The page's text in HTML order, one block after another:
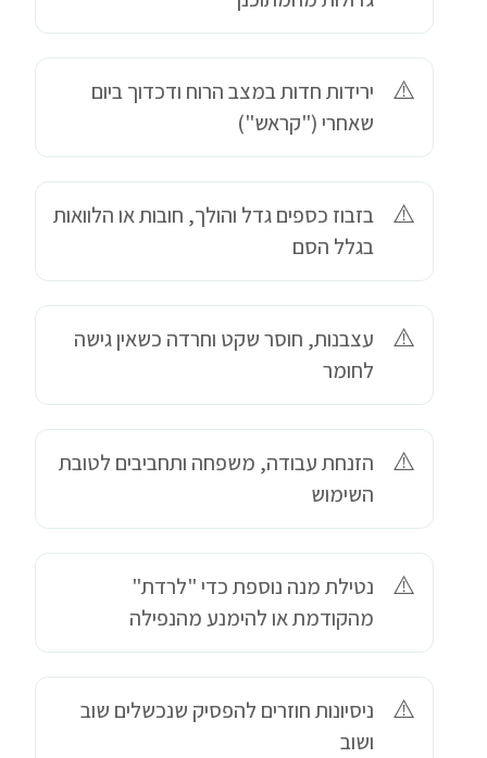
ירידות חדות במצב הרוח ודכדוך ביום
שאחרי ("קראש")
בזבוז כספים גדל והולך, חובות או הלוואות
בגלל הסם
עצבנות, חוסר שקט וחרדה כשאין גישה
לחומר
הזנחת עבודה, משפחה ותחביבים לטובת
השימוש
נטילת מנה נוספת כדי "לרדת"
מהקודמת או להימנע מהנפילה
ניסיונות חוזרים להפסיק שנכשלים שוב
ושוב